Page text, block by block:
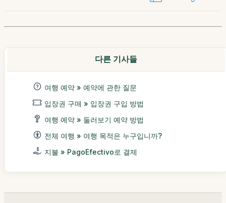
다른 기사들
여행 예약 » 예약에 관한 질문
입장권 구매 » 입장권 구입 방법
여행 예약 » 둘러보기 예약 방법
전체 여행 » 여행 목적은 누구입니까?
지불 » PagoEfectivo로 결제